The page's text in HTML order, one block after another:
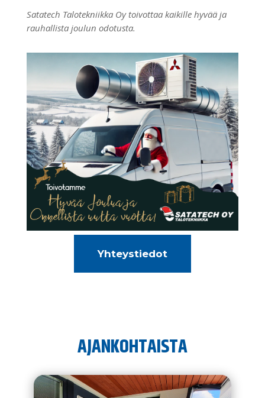
Satatech Talotekniikka Oy toivottaa kaikille hyvää ja
rauhallista joulun odotusta.
Yhteystiedot
AJANKOHTAISTA